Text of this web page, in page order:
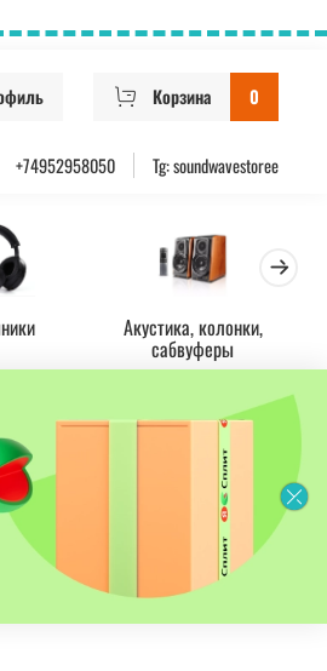
Корзина 0
+74952958050 Tg: soundwavestoree
Акустика, колонки,
сабвуферы